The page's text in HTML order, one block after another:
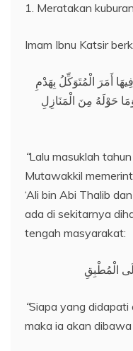
1. Meratakan
Imam Ibnu Katsir
أَمَرَ الْمُتَوَكِّلُ بِهَدْمِ
حَوْلَهُ مِنَ الْمَنَازِلِ
“Lalu masuklah
Mutawakkil
‘Ali bin Abi Thalib
ada di sekitarnya
tengah masyarakat:
“Siapa yang didapati
maka ia akan